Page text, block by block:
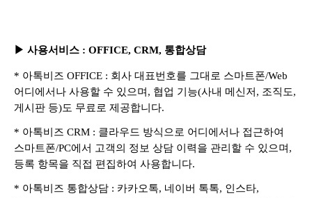
▶ 사용서비스 : OFFICE, CRM, 통합상담
* 아톡비즈 OFFICE : 회사 대표번호를 그대로 스마트폰/Web
어디에서나 사용할 수 있으며, 협업 기능(사내 메신저, 조직도,
게시판 등)도 무료로 제공합니다.
* 아톡비즈 CRM : 클라우드 방식으로 어디에서나 접근하여
스마트폰/PC에서 고객의 정보 상담 이력을 관리할 수 있으며,
등록 항목을 직접 편집하여 사용합니다.
* 아톡비즈 통합상담 : 카카오톡, 네이버 톡톡, 인스타,